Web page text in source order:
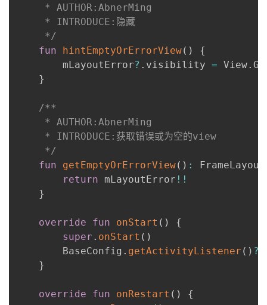
     * AUTHOR:AbnerMing
     * INTRODUCE:隐藏
     */
fun
hintEmptyOrErrorView( )
{
        mLayoutError
? . visibility = View.
}
/**
     * AUTHOR:AbnerMing
     * INTRODUCE:获取错误或为空的view
     */
fun
getEmptyOrErrorView( ) :
return mLayoutError !!
}
override fun onStart ( )
{
super . onStart ( )
        BaseConfig
. getActivityListener ( ) ?
}
override fun onRestart ( )
{